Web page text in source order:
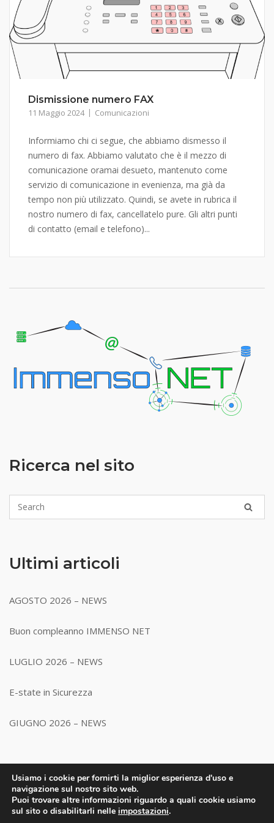
Dismissione numero FAX
11 Maggio 2024 Comunicazioni
Informiamo chi ci segue, che abbiamo dismesso il
numero di fax. Abbiamo valutato che è il mezzo di
comunicazione oramai desueto, mantenuto come
servizio di comunicazione in evenienza, ma già da
tempo non più utilizzato. Quindi, se avete in rubrica il
nostro numero di fax, cancellatelo pure. Gli altri punti
di contatto (email e telefono)...
Ricerca nel sito
Ultimi articoli
AGOSTO 2026 – NEWS
Buon compleanno IMMENSO NET
LUGLIO 2026 – NEWS
E-state in Sicurezza
GIUGNO 2026 – NEWS
Usiamo i cookie per fornirti la miglior esperienza d'uso e
navigazione sul nostro sito web.
Puoi trovare altre informazioni riguardo a quali cookie usiamo
sul sito o disabilitarli nelle impostazioni.